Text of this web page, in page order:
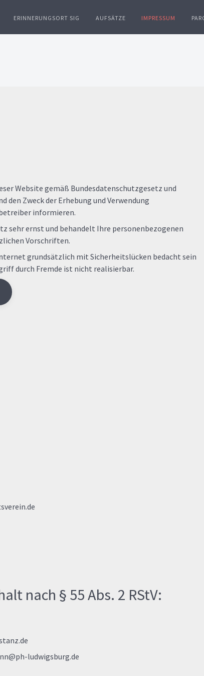
ERINNERUNGSORT SIG AUFSÄTZE IMPRESSUM
Website gemäß Bundesdatenschutzgesetz und
den Zweck der Erhebung und Verwendung
informieren.
sehr ernst und behandelt Ihre personenbezogenen
Vorschriften.
grundsätzlich mit Sicherheitslücken bedacht sein
durch Fremde ist nicht realisierbar.
nach § 55 Abs. 2 RStV:
ludwigsburg.de